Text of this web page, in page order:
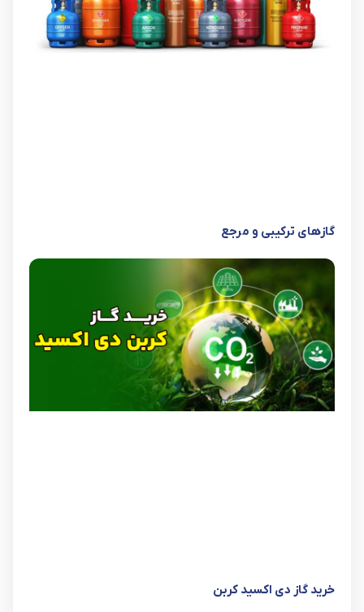
گازهای ترکیبی و مرجع
خرید گاز دی اکسید کربن